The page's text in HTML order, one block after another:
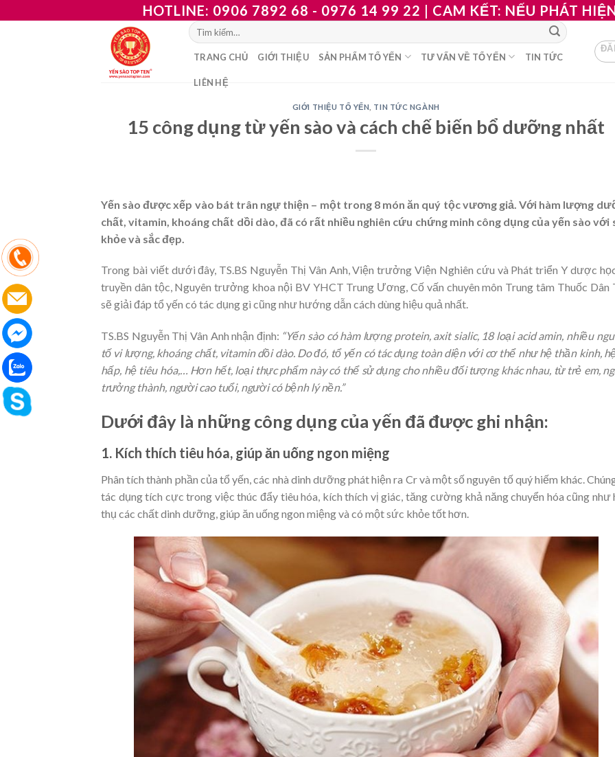
HOTLINE: 0906 7892 68 - 0976 14 99 22 | CAM KẾT: NẾU PHÁT
Tìm
kiếm:
TRANG CHỦ GIỚI THIỆU SẢN PHẨM TỔ YẾN TƯ VẤN VỀ TỔ YẾN TIN TỨC
LIÊN HỆ
GIỚI THIỆU TỔ YẾN TIN TỨC NGÀNH
15 công dụng từ yến sào và cách chế biến bổ dưỡng nhất
Yến sào được xếp vào bát trân ngự thiện – một trong 8 món ăn quý tộc vương giả. Với hàm lượng
chất, vitamin, khoáng chất dồi dào, đã có rất nhiều nghiên cứu chứng minh công dụng của yến sào với
khỏe và sắc đẹp.
Trong bài viết dưới đây, TS.BS Nguyễn Thị Vân Anh, Viện trưởng Viện Nghiên cứu và Phát triển Y dược
truyền dân tộc, Nguyên trưởng khoa nội BV YHCT Trung Ương, Cố vấn chuyên môn Trung tâm Thuốc Dân
sẽ giải đáp tổ yến có tác dụng gì cũng như hướng dẫn cách dùng hiệu quả nhất.
TS.BS Nguyễn Thị Vân Anh nhận định: “Yến sào có hàm lượng protein, axit sialic, 18 loại acid amin, nhiều
tố vi lượng, khoáng chất, vitamin dồi dào. Do đó, tổ yến có tác dụng toàn diện với cơ thể như hệ thần kinh,
hấp, hệ tiêu hóa,… Hơn hết, loại thực phẩm này có thể sử dụng cho nhiều đối tượng khác nhau, từ trẻ em,
trưởng thành, người cao tuổi, người có bệnh lý nền.”
Dưới đây là những công dụng của yến đã được ghi nhận:
1. Kích thích tiêu hóa, giúp ăn uống ngon miệng
Phân tích thành phần của tổ yến, các nhà dinh dưỡng phát hiện ra Cr và một số nguyên tố quý hiếm khác.
tác dụng tích cực trong việc thúc đẩy tiêu hóa, kích thích vị giác, tăng cường khả năng chuyển hóa cũng như
thụ các chất dinh dưỡng, giúp ăn uống ngon miệng và có một sức khỏe tốt hơn.